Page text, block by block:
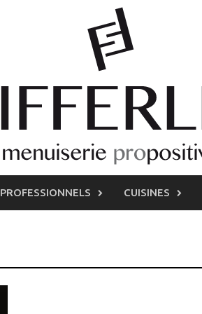
PROFESSIONNELS CUISINES